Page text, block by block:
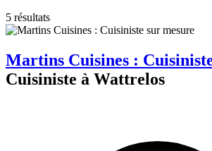
5 résultats
Martins Cuisines :
Cuisiniste à Wattrelos